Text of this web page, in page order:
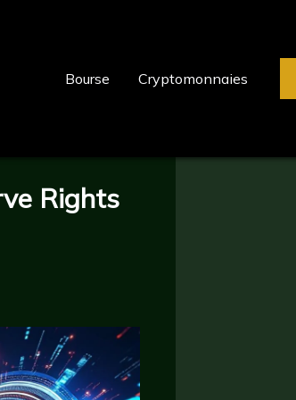
Bourse Cryptomonnaies
Rights